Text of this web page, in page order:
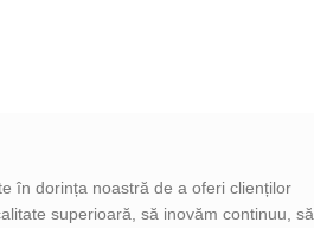
în dorința noastră de a oferi clienților
superioară, să inovăm continuu, să